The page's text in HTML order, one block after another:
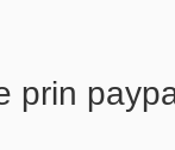
prin